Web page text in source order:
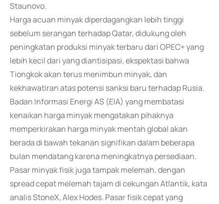
Staunovo.
Harga acuan minyak diperdagangkan lebih tinggi
sebelum serangan terhadap Qatar, didukung oleh
peningkatan produksi minyak terbaru dari OPEC+ yang
lebih kecil dari yang diantisipasi, ekspektasi bahwa
Tiongkok akan terus menimbun minyak, dan
kekhawatiran atas potensi sanksi baru terhadap Rusia.
Badan Informasi Energi AS (EIA) yang membatasi
kenaikan harga minyak mengatakan pihaknya
memperkirakan harga minyak mentah global akan
berada di bawah tekanan signifikan dalam beberapa
bulan mendatang karena meningkatnya persediaan.
Pasar minyak fisik juga tampak melemah, dengan
spread cepat melemah tajam di cekungan Atlantik, kata
analis StoneX, Alex Hodes. Pasar fisik cepat yang